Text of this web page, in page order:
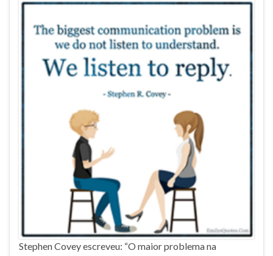
Stephen Covey escreveu: “O maior problema na